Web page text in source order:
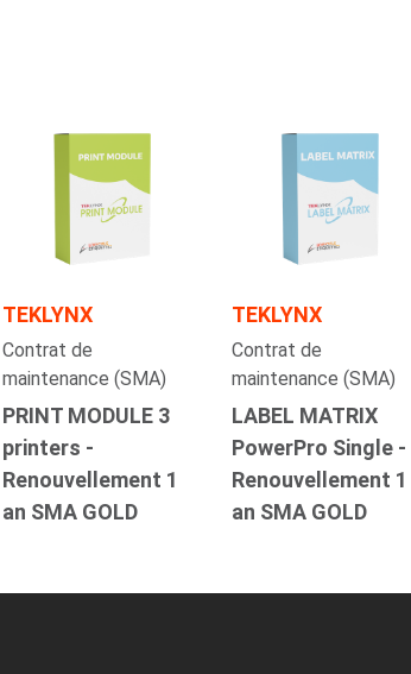
TEKLYNX
Contrat de
maintenance (SMA)
PRINT MODULE 3
printers -
Renouvellement 1
an SMA GOLD
TEKLYNX
Contrat de
maintenance (SMA)
LABEL MATRIX
PowerPro Single -
Renouvellement 1
an SMA GOLD